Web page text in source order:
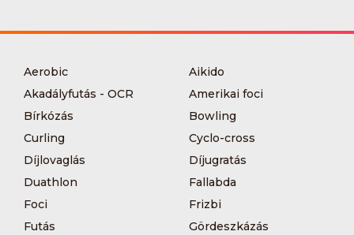
Aerobic
Aikido
Akadályfutás - OCR
Amerikai foci
Bírkózás
Bowling
Curling
Cyclo-cross
Díjlovaglás
Díjugratás
Duathlon
Fallabda
Foci
Frizbi
Futás
Gördeszkázás